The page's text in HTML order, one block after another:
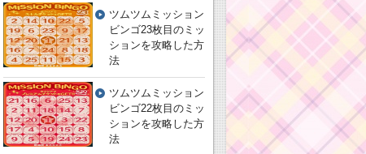
ツムツムミッション
ビンゴ23枚目のミッ
ションを攻略した方
法
ツムツムミッション
ビンゴ22枚目のミッ
ションを攻略した方
法